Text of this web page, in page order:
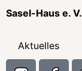
Sasel-Haus e. V.
Aktuelles